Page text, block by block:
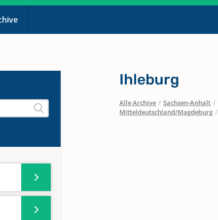
Ihleburg
Alle Archive / Sachsen-Anhalt /
Mitteldeutschland/Magdeburg /